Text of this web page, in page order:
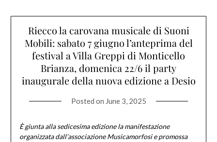
Riecco la carovana musicale di Suoni
Mobili: sabato 7 giugno l’anteprima del
festival a Villa Greppi di Monticello
Brianza, domenica 22/6 il party
inaugurale della nuova edizione a Desio
Posted on June 3, 2025
È giunta alla sedicesima edizione la manifestazione
organizzata dall’associazione Musicamorfosie promossa